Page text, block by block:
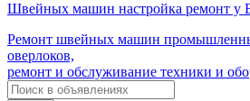
Швейных машин настройка ремонт у
Ремонт швейных машин
оверлоков,
ремонт и обслуживание техники и